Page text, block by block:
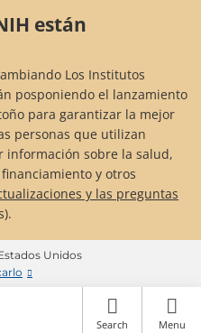
están
Los Institutos
posponiendo el lanzamiento
para garantizar la mejor
personas que utilizan
información sobre la salud,
y otros
y las preguntas
Unidos
Search Menu